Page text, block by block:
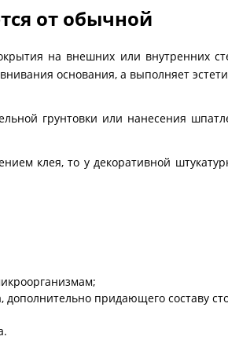
от обычной
на внешних или внутренних
основания, а выполняет
грунтовки или нанесения
клея, то у декоративной
придающего составу